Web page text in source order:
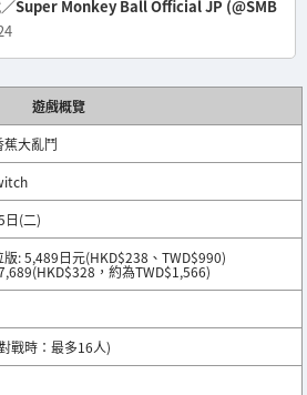
遊戲概覽
大亂鬥
日(二)
: 5,489日元(HKD$238、TWD$990)
，約為TWD$1,566)
戰時：最多16人)